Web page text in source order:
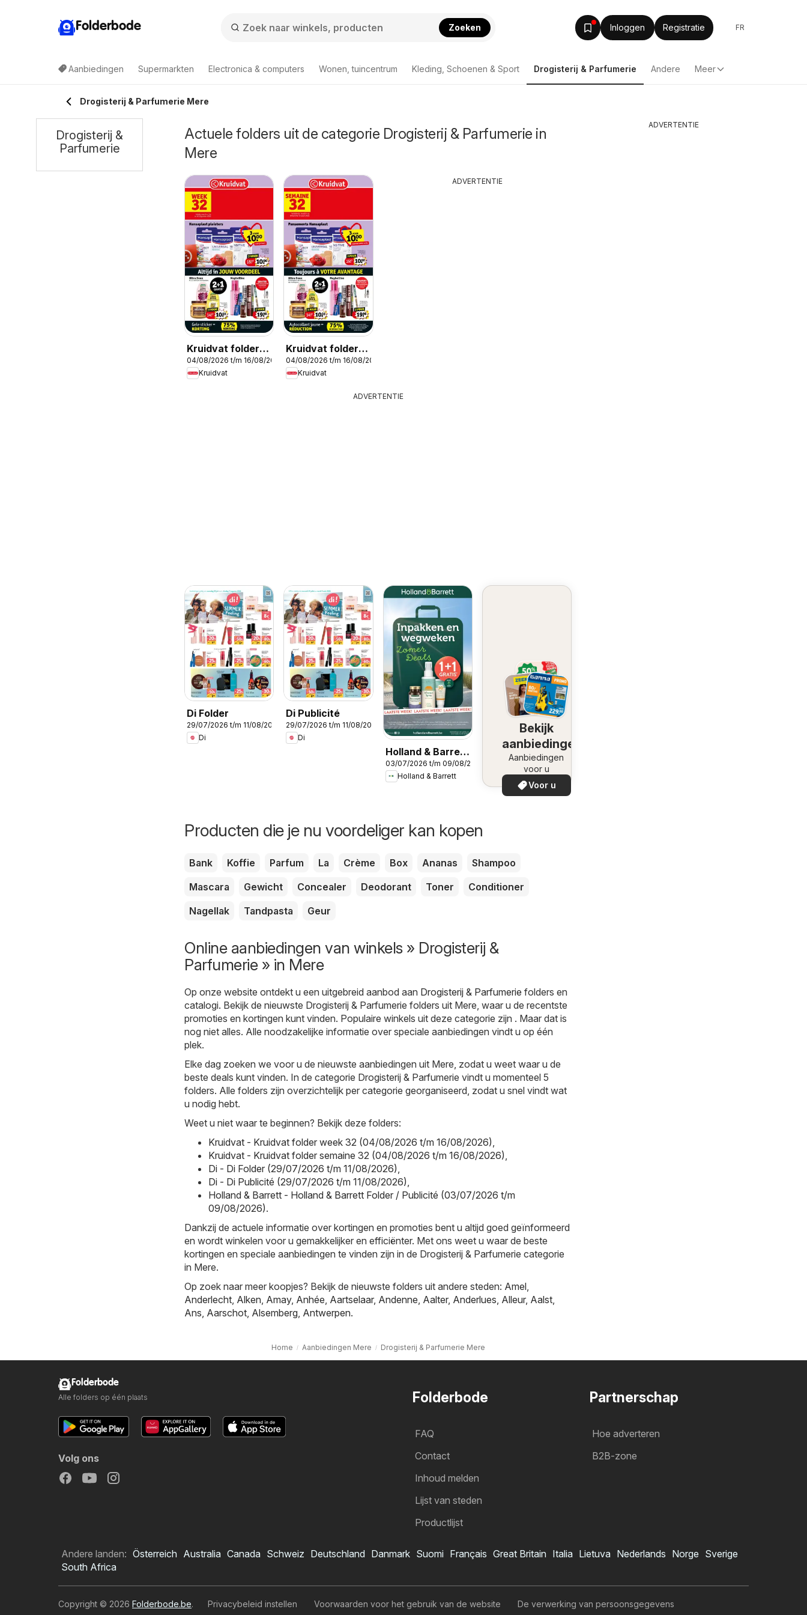
Folderbode Zoeken Inloggen Registratie FR
Aanbiedingen Supermarkten Electronica & computers Wonen, tuincentrum Kleding, Schoenen & Sport Drogisterij & Parfumerie Andere Meer
Drogisterij & Parfumerie Mere
Actuele folders uit de categorie Drogisterij & Parfumerie in
Mere
Kruidvat folder
week 32
04/08/2026 t/m 16/08/2026
Kruidvat
Kruidvat folder
semaine 32
04/08/2026 t/m 16/08/2026
Kruidvat
ADVERTENTIE
ADVERTENTIE
Di Folder
29/07/2026 t/m 11/08/2026
Di
Di Publicité
29/07/2026 t/m 11/08/2026
Di
Holland & Barrett
Folder / Publicité
03/07/2026 t/m 09/08/2026
Holland & Barrett
Bekijk
aanbiedingen
Aanbiedingen
voor u
Voor u
Producten die je nu voordeliger kan kopen
Bank Koffie Parfum La Crème Box Ananas
Shampoo
Mascara
Gewicht Concealer Deodorant Toner
Conditioner
Nagellak
Tandpasta Geur
Online aanbiedingen van winkels » Drogisterij &
Parfumerie » in Mere
Op onze website ontdekt u een uitgebreid aanbod aan Drogisterij & Parfumerie folders en
catalogi. Bekijk de nieuwste Drogisterij & Parfumerie folders uit Mere, waar u de recentste
promoties en kortingen kunt vinden. Populaire winkels uit deze categorie zijn . Maar dat is
nog niet alles. Alle noodzakelijke informatie over speciale aanbiedingen vindt u op één
plek.
Elke dag zoeken we voor u de nieuwste aanbiedingen uit Mere, zodat u weet waar u de
beste deals kunt vinden. In de categorie Drogisterij & Parfumerie vindt u momenteel 5
folders. Alle folders zijn overzichtelijk per categorie georganiseerd, zodat u snel vindt wat
u nodig hebt.
Weet u niet waar te beginnen? Bekijk deze folders:
Kruidvat - Kruidvat folder week 32 (04/08/2026 t/m 16/08/2026)
Kruidvat - Kruidvat folder semaine 32 (04/08/2026 t/m 16/08/2026)
Di - Di Folder (29/07/2026 t/m 11/08/2026)
Di - Di Publicité (29/07/2026 t/m 11/08/2026)
Holland & Barrett - Holland & Barrett Folder / Publicité (03/07/2026 t/m
09/08/2026).
Dankzij de actuele informatie over kortingen en promoties bent u altijd goed geïnformeerd
en wordt winkelen voor u gemakkelijker en efficiënter. Met ons weet u waar de beste
kortingen en speciale aanbiedingen te vinden zijn in de Drogisterij & Parfumerie categorie
in Mere.
Op zoek naar meer koopjes? Bekijk de nieuwste folders uit andere steden: Amel
Anderlecht Alken Amay, Anhée Aartselaar, Andenne Aalter, Anderlues Alleur, Aalst
Ans Aarschot Alsemberg Antwerpen.
Home Aanbiedingen Mere Drogisterij & Parfumerie Mere
Drogisterij &
Parfumerie
ADVERTENTIE
Folderbode
FAQ
Contact
Inhoud melden
Lijst van steden
Productlijst
Partnerschap
Hoe adverteren
B2B-zone
Folderbode
Alle folders op één plaats
Volg ons
Andere landen: Österreich Australia Canada Schweiz Deutschland Danmark Suomi Français Great Britain Italia Lietuva Nederlands Norge Sverige
South Africa
Copyright © 2026 Folderbode.be. Privacybeleid instellen Voorwaarden voor het gebruik van de website De verwerking van persoonsgegevens